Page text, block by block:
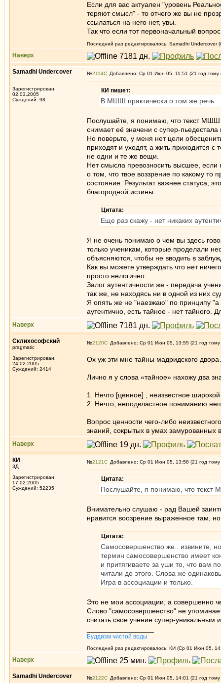
Если для вас актуален "уровень
теряют смысл" - то отчего же вы не
ссылаться на него нет, увы.
Так что если тот первоначальный
Последний раз редактировалось: Samadhi
Наверх
Samadhi Undercover
Зарегистрирован:
02.03.2005
Суждений: 98
№2114 Добавлено: Ср 01 Июн 05, 11:51 (21 год тому
КИ пишет:
В МШШ практически о том же речь.
Послушайте, я понимаю, что текст МШШ
снимает её значени с супер-
Но поверьте, у меня нет цели
приходят и уходят, а жить приходится
не одни и те же вещи.
Нет смысла превозносить высшее, если
о том, что твое воззрение по какому то
состояние. Результат важнее статуса,
благородной истины.
Цитата:
Еще раз скажу - нет никаких
Я не очень понимаю о чем вы здесь
только ученикам, которые проделали
объясняются, чтобы не вводить в
Как вы можете утверждать что нет
просто нелогично.
Залог аутентичности же - передача
так же, не находясь ни в одной из них
Я опять же не "наезжаю" по принципу "а
аутентично, есть тайное - нет тайного.
Наверх
Склихософский
pragmatic
Зарегистрирован:
24.02.2005
Суждений: 2414
№2120 Добавлено: Ср 01 Июн 05, 13:55 (21 год тому
Ох уж эти мне тайны мадридского
Лично я у слова «тайное» нахожу два
1. Нечто [ценное] , неизвестное
2. Нечто, неподвластное пониманию
Вопрос ценности чего-либо
знаний, сокрытых в умах
Наверх
КИ
3Д
Зарегистрирован:
17.02.2005
Суждений: 52235
№2121 Добавлено: Ср 01 Июн 05, 13:58 (21 год тому
Цитата:
Послушайте, я понимаю, что текст
Внимательно слушаю - рад Вашей
нравится воозрение выраженное там,
Цитата:
Самосовершенство же.. извините,
термин самосовершенство имеет
и притягиваете за уши то, что вам
читали до этого. Слова же
Игра в ассоциации и только.
Это не мои ассоциации, а совершенно
Слово "самосовершенство" не
считать свое учение супер-
Буддизм чистой воды
Последний раз редактировалось: КИ (Ср 01 Июн 05,
Наверх
Samadhi Undercover №2122 Добавлено: Ср 01 Июн 05, 14:01 (21 год тому